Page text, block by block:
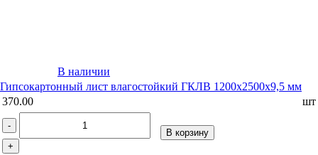
В наличии
Гипсокартонный лист влагостойкий ГКЛВ 1200х2500х9,5 мм
370.00
шт
-
+
В корзину